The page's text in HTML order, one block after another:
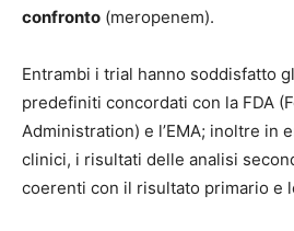
confronto (meropenem).
Entrambi i trial hanno soddisfatto
predefiniti concordati con la FDA
Administration) e l’EMA; inoltre in
clinici, i risultati delle analisi
coerenti con il risultato primario e